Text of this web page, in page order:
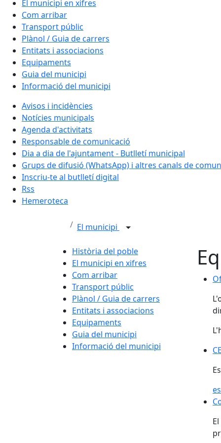
El municipi en xifres
Com arribar
Transport públic
Plànol / Guia de carrers
Entitats i associacions
Equipaments
Guia del municipi
Informació del municipi
Avisos i incidències
Notícies municipals
Agenda d'activitats
Responsable de comunicació
Dia a dia de l'ajuntament - Butlletí municipal
Grups de difusió (WhatsApp) i altres canals de
Inscriu-te al butlletí digital
Rss
Hemeroteca
El municipi
Història del poble
El municipi en xifres
Com arribar
Transport públic
Plànol / Guia de carrers
Entitats i associacions
Equipaments
Guia del municipi
Informació del municipi